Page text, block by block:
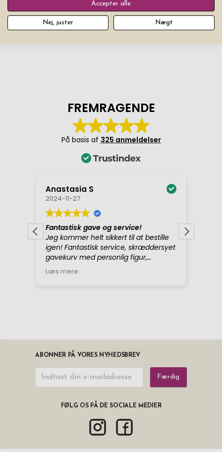
Power Bank Mini Smart
Charger Pink
Udsolgt
Power Bank Slim Charger
8000 Black
Udsolgt
ABONNER PÅ VORES NYHEDSBREV
Færdig
FØLG OS PÅ DE SOCIALE MEDIER
Accepter alle
Nej, juster Nægt